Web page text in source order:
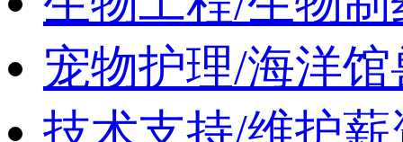
宠物护理/海洋